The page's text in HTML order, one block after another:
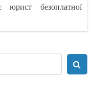
юрист безоплатної